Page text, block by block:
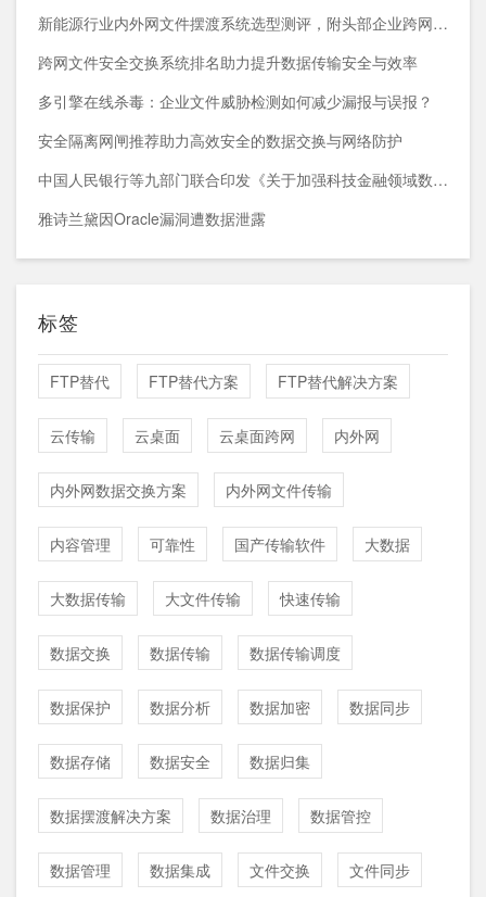
新能源行业内外网文件摆渡系统选型测评，附头部企业跨网部署案例
跨网文件安全交换系统排名助力提升数据传输安全与效率
多引擎在线杀毒：企业文件威胁检测如何减少漏报与误报？
安全隔离网闸推荐助力高效安全的数据交换与网络防护
中国人民银行等九部门联合印发《关于加强科技金融领域数据开发利用的通知》
雅诗兰黛因Oracle漏洞遭数据泄露
标签
FTP替代 FTP替代方案 FTP替代解决方案
云传输 云桌面 云桌面跨网 内外网
内外网数据交换方案 内外网文件传输
内容管理 可靠性 国产传输软件 大数据
大数据传输 大文件传输 快速传输
数据交换 数据传输 数据传输调度
数据保护 数据分析 数据加密 数据同步
数据存储 数据安全 数据归集
数据摆渡解决方案 数据治理 数据管控
数据管理 数据集成 文件交换 文件同步